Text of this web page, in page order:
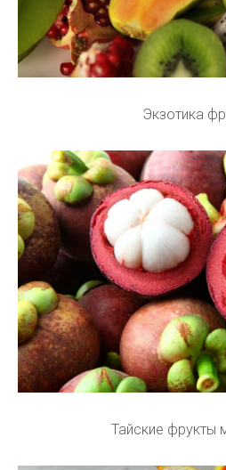
Экзотика
Тайские фрукты